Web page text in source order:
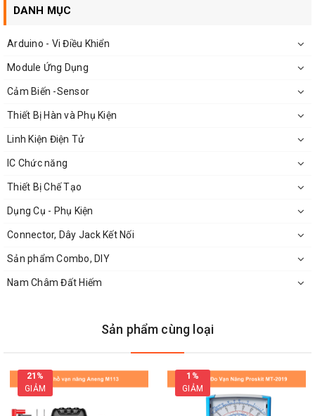
Giá thành hợp lý: LM335 có giá thành khá rẻ, phù hợp với nhiều
Sơ đồ chân cảm biến LM335:
Chân ADJ: Chân điều chỉnh hiệu chuẩn
Chân V+: Chân đầu ra hoặc đầu vào dương
Chân V-: Chân nối mass hoặc đầu ra âm
Cách dùng cảm biến nhiệt độ
DANH MỤC
Arduino - Vi Điều Khiển
Module Ứng Dụng
Cảm Biến -Sensor
Thiết Bị Hàn và Phụ Kiện
Linh Kiện Điện Tử
IC Chức năng
Thiết Bị Chế Tạo
Dụng Cụ - Phụ Kiện
Connector, Dây Jack Kết Nối
Sản phẩm Combo, DIY
Nam Châm Đất Hiếm
Sản phẩm cùng loại
21%
GIẢM
1%
GIẢM